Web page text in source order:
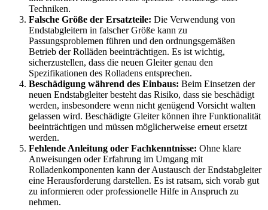
Techniken.
Falsche Größe der Ersatzteile: Die Verwendung von
Endstabgleitern in falscher Größe kann zu
Passungsproblemen führen und den ordnungsgemäßen
Betrieb der Rolläden beeinträchtigen. Es ist wichtig,
sicherzustellen, dass die neuen Gleiter genau den
Spezifikationen des Rolladens entsprechen.
Beschädigung während des Einbaus: Beim Einsetzen der
neuen Endstabgleiter besteht das Risiko, dass sie beschädigt
werden, insbesondere wenn nicht genügend Vorsicht walten
gelassen wird. Beschädigte Gleiter können ihre Funktionalität
beeinträchtigen und müssen möglicherweise erneut ersetzt
werden.
Fehlende Anleitung oder Fachkenntnisse: Ohne klare
Anweisungen oder Erfahrung im Umgang mit
Rolladenkomponenten kann der Austausch der Endstabgleiter
eine Herausforderung darstellen. Es ist ratsam, sich vorab gut
zu informieren oder professionelle Hilfe in Anspruch zu
nehmen.